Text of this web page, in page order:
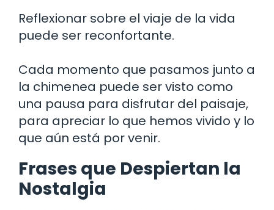
Reflexionar sobre el viaje de la vida
puede ser reconfortante.
Cada momento que pasamos junto a
la chimenea puede ser visto como
una pausa para disfrutar del paisaje,
para apreciar lo que hemos vivido y lo
que aún está por venir.
Frases que Despiertan la
Nostalgia